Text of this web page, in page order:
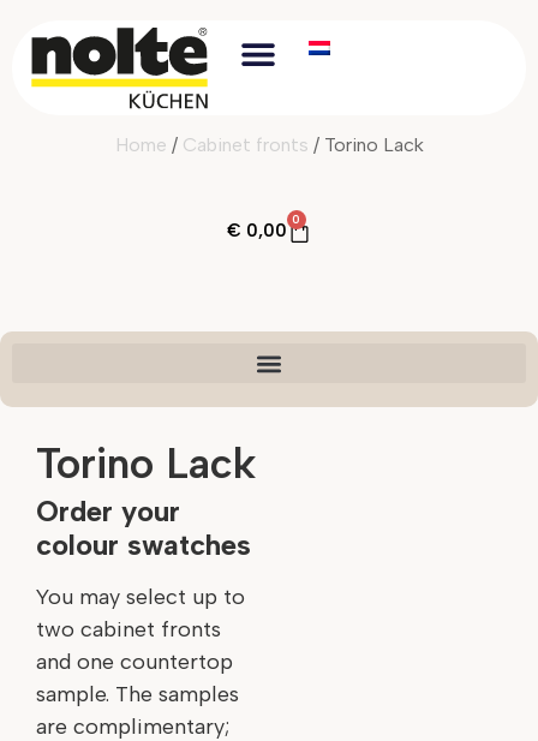
Home / Cabinet fronts / Torino Lack
€ 0,00
0
Torino Lack
Order your
colour swatches
You may select up to
two cabinet fronts
and one countertop
sample. The samples
are complimentary;